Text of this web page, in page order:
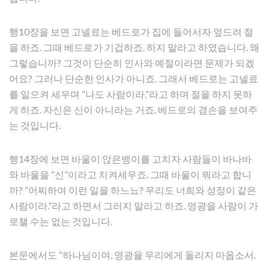
행10장을 보면 고넬료는 베드로가 집에 들어서자 엎드려 절
을 하죠. 그때 베드로가 기겁하죠. 하지 말라고 하였습니다. 왜
그렇습니까? 그것이 단순히 인사와 예절이라면 문제가 되겠
어요? 그러나 단순한 인사가 아니죠. 그래서 베드로는 고넬료
를 일으켜 세우며 “나도 사람이라.”라고 하며 절을 하지 못하
게 하죠. 자신은 신이 아니라는 거죠. 베드로의 겸손을 보여주
는 것입니다.
행14장에 보면 바울이 앉은뱅이를 고치자 사람들이 바나바
와 바울을 “신”이라고 치켜세우죠. 그때 바울이 뭐라고 합니
까? “어찌하여 이런 일을 하느뇨? 우리도 너희와 성정이 같은
사람이라.”라고 하면서 그러지 말라고 하죠. 영광을 사람이 가
로챌 수는 없는 것입니다.
본문에서도 “하나님이여, 영광을 우리에게 돌리지 마옵소서.